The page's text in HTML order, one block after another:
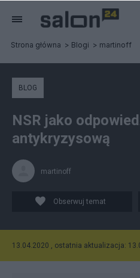
Strona główna Blogi martinoff
BLOG
NSR jako
antykryzysową
martinoff
Obserwuj temat
13.04.2020 , ostatnia aktualizacja: